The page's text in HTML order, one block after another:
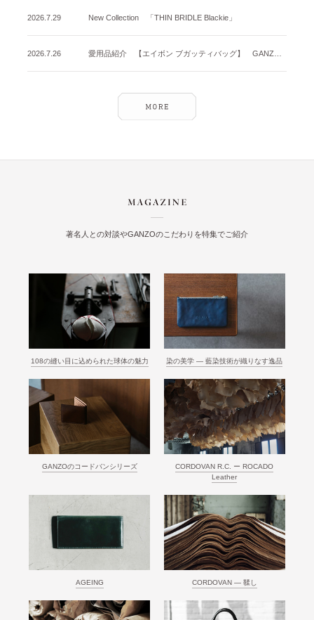
2026.7.29 New Collection 「THIN BRIDLE Blackie」
2026.7.26
著名人との対談やGANZOのこだわりを特集でご紹介
108の縫い目に込められた球体の魅力 染の美学 ― 藍染技術が織りなす逸品
GANZOのコードバンシリーズ
CORDOVAN R.C. ー ROCADO
Leather
AGEING CORDOVAN ― 鞣し